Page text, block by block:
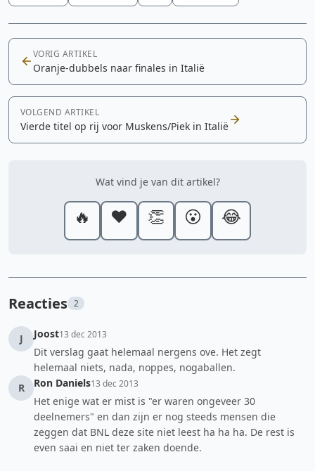
VORIG ARTIKEL
Oranje-dubbels naar finales in Italië
VOLGEND ARTIKEL
Vierde titel op rij voor Muskens/Piek in Italië
Wat vind je van dit artikel?
🔥 ❤️ 👏 😮 😂
Reacties 2
J Joost13 dec 2013
Dit verslag gaat helemaal nergens ove. Het zegt
helemaal niets, nada, noppes, nogaballen.
R
Ron Daniels13 dec 2013
Het enige wat er mist is "er waren ongeveer 30
deelnemers" en dan zijn er nog steeds mensen die
zeggen dat BNL deze site niet leest ha ha ha. De rest is
even saai en niet ter zaken doende.